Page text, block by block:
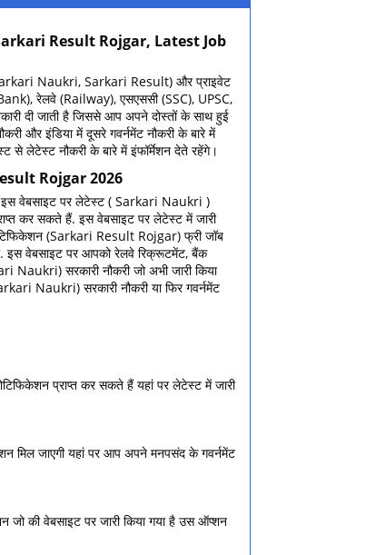
Result Rojgar, Latest Job
Naukri, Sarkari Result) और प्राइवेट
रेलवे (Railway), एसएससी (SSC), UPSC,
दी जाती है जिससे आप अपने दोस्तों के साथ हुई
और इंडिया में दूसरे गवर्नमेंट नौकरी के बारे में
से लेटेस्ट नौकरी के बारे में इंफॉर्मेशन देते रहेंगे।
Rojgar 2026
इस वेबसाइट पर लेटेस्ट ( Sarkari Naukri )
कर सकते हैं. इस वेबसाइट पर लेटेस्ट में जारी
(Sarkari Result Rojgar) फ्री जॉब
इस वेबसाइट पर आपको रेलवे रिक्रूटमेंट, बैंक
सरकारी नौकरी जो अभी जारी किया
Naukri) सरकारी नौकरी या फिर गवर्नमेंट
प्राप्त कर सकते हैं यहां पर लेटेस्ट में जारी
मिल जाएगी यहां पर आप अपने मनपसंद के गवर्नमेंट
की वेबसाइट पर जारी किया गया है उस ऑप्शन